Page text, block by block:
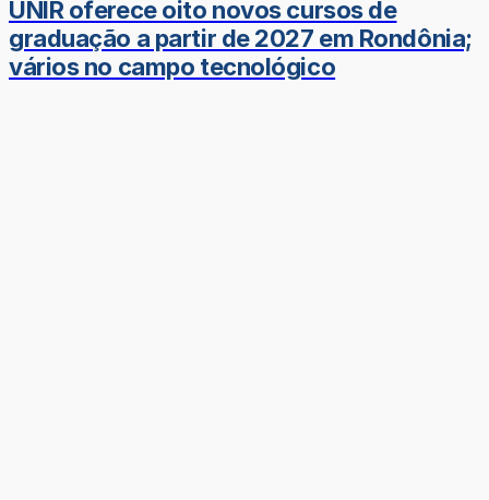
UNIR oferece oito novos cursos de
graduação a partir de 2027 em Rondônia;
vários no campo tecnológico